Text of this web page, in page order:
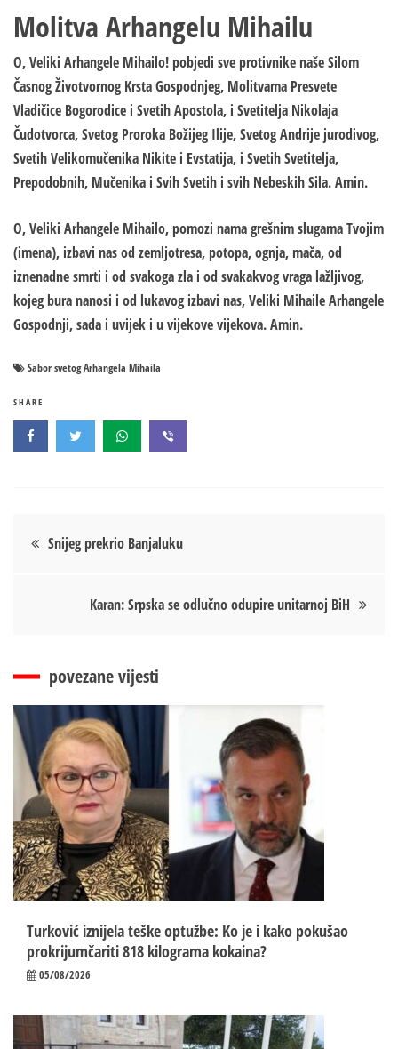
Molitva Arhangelu Mihailu
O, Veliki Arhangele Mihailo! pobjedi sve protivnike naše Silom
Časnog Životvornog Krsta Gospodnjeg, Molitvama Presvete
Vladičice Bogorodice i Svetih Apostola, i Svetitelja Nikolaja
Čudotvorca, Svetog Proroka Božijeg Ilije, Svetog Andrije jurodivog,
Svetih Velikomučenika Nikite i Evstatija, i Svetih Svetitelja,
Prepodobnih, Mučenika i Svih Svetih i svih Nebeskih Sila. Amin.
O, Veliki Arhangele Mihailo, pomozi nama grešnim slugama Tvojim
(imena), izbavi nas od zemljotresa, potopa, ognja, mača, od
iznenadne smrti i od svakoga zla i od svakakvog vraga lažljivog,
kojeg bura nanosi i od lukavog izbavi nas, Veliki Mihaile Arhangele
Gospodnji, sada i uvijek i u vijekove vijekova. Amin.
Sabor svetog Arhangela Mihaila
SHARE
Кретање
Snijeg prekrio Banjaluku
Karan: Srpska se odlučno odupire unitarnoj BiH
povezane vijesti
Turković iznijela teške optužbe: Ko je i kako pokušao
prokrijumčariti 818 kilograma kokaina?
05/08/2026